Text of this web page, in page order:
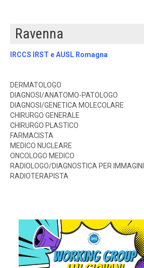
Ravenna
IRCCS IRST e AUSL Romagna
DERMATOLOGO
DIAGNOSI/ANATOMO-PATOLOGO
DIAGNOSI/GENETICA MOLECOLARE
CHIRURGO GENERALE
CHIRURGO PLASTICO
FARMACISTA
MEDICO NUCLEARE
ONCOLOGO MEDICO
RADIOLOGO/DIAGNOSTICA PER IMMAGINI
RADIOTERAPISTA